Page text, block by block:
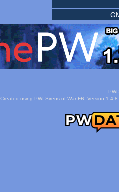
Created using PWI Sirens of War FR: Version